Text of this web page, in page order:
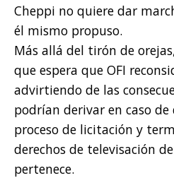
Cheppi no quiere dar
él mismo propuso.
Más allá del tirón de
que espera que OFI
advirtiendo de las
podrían derivar en caso
proceso de licitación y
derechos de televisación
pertenece.